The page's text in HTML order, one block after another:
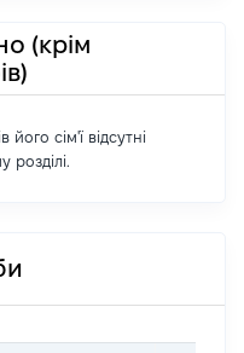
(крім
сім'ї відсутні
розділі.